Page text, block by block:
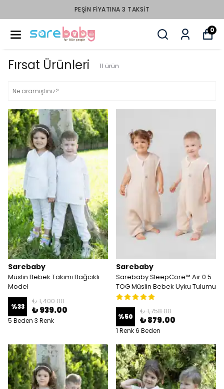
PEŞİN FİYATINA 3 TAKSİT
0
Fırsat Ürünleri 11 ürün
Sarebaby
Müslin Bebek Takımı Bağcıklı
Model
%33
₺ 1,400.00
₺ 939.00
5 Beden 3 Renk
Sarebaby
Sarebaby SleepCore™ Air 0.5
TOG Müslin Bebek Uyku Tulumu
%50
₺ 1,758.00
₺ 879.00
1 Renk 6 Beden